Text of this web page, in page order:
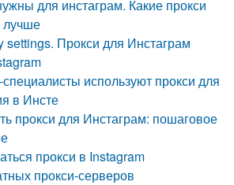
для инстаграм. Какие прокси
лучше
settings. Прокси для Инстаграм
используют прокси для
в Инсте
прокси для Инстаграм: пошаговое
прокси в Instagram
прокси-серверов